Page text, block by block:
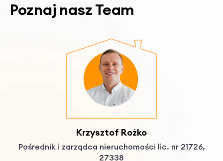
Poznaj nasz Team
Paweł Kłusek
Agent nieruchomości